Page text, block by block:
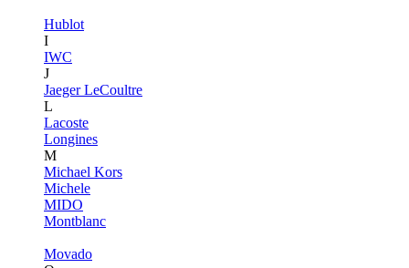
Hublot
I
IWC
J
Jaeger LeCoultre
L
Lacoste
Longines
M
Michael Kors
Michele
MIDO
Montblanc
Movado